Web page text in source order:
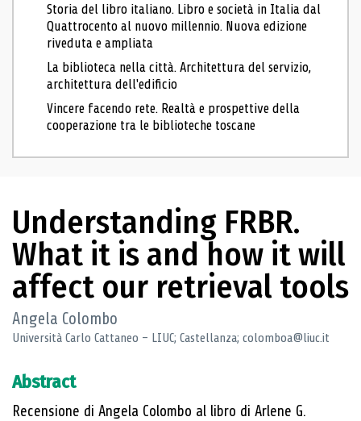
Storia del libro italiano. Libro e società in Italia dal
Quattrocento al nuovo millennio. Nuova edizione
riveduta e ampliata
La biblioteca nella città. Architettura del servizio,
architettura dell'edificio
Vincere facendo rete. Realtà e prospettive della
cooperazione tra le biblioteche toscane
Understanding FRBR.
What it is and how it will
affect our retrieval tools
Angela Colombo
Università Carlo Cattaneo – LIUC; Castellanza; colomboa@liuc.it
Abstract
Recensione di Angela Colombo al libro di Arlene G.